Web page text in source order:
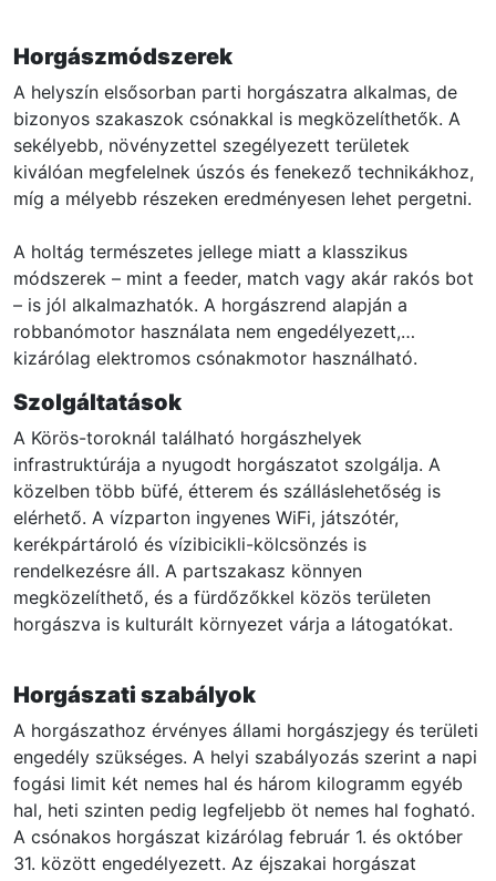
Horgászmódszerek
A helyszín elsősorban parti horgászatra alkalmas, de
bizonyos szakaszok csónakkal is megközelíthetők. A
sekélyebb, növényzettel szegélyezett területek
kiválóan megfelelnek úszós és fenekező technikákhoz,
míg a mélyebb részeken eredményesen lehet pergetni.
A holtág természetes jellege miatt a klasszikus
módszerek – mint a feeder, match vagy akár rakós bot
– is jól alkalmazhatók. A horgászrend alapján a
robbanómotor használata nem engedélyezett,
kizárólag elektromos csónakmotor használható.
Szolgáltatások
A Körös-toroknál található horgászhelyek
infrastruktúrája a nyugodt horgászatot szolgálja. A
közelben több büfé, étterem és szálláslehetőség is
elérhető. A vízparton ingyenes WiFi, játszótér,
kerékpártároló és vízibicikli-kölcsönzés is
rendelkezésre áll. A partszakasz könnyen
megközelíthető, és a fürdőzőkkel közös területen
horgászva is kulturált környezet várja a látogatókat.
Horgászati szabályok
A horgászathoz érvényes állami horgászjegy és területi
engedély szükséges. A helyi szabályozás szerint a napi
fogási limit két nemes hal és három kilogramm egyéb
hal, heti szinten pedig legfeljebb öt nemes hal fogható.
A csónakos horgászat kizárólag február 1. és október
31. között engedélyezett. Az éjszakai horgászat